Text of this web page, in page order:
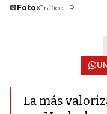
Foto:Gráfico LR
La más